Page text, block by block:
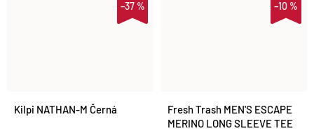
–37 %
Kilpi NATHAN-M Černá
–10 %
Fresh Trash MEN'S ESCAPE
MERINO LONG SLEEVE TEE